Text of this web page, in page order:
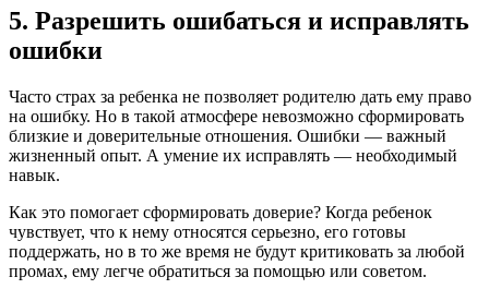
5. Разрешить ошибаться и исправлять
ошибки
Часто страх за ребенка не позволяет родителю дать ему право
на ошибку. Но в такой атмосфере невозможно сформировать
близкие и доверительные отношения. Ошибки — важный
жизненный опыт. А умение их исправлять — необходимый
навык.
Как это помогает сформировать доверие? Когда ребенок
чувствует, что к нему относятся серьезно, его готовы
поддержать, но в то же время не будут критиковать за любой
промах, ему легче обратиться за помощью или советом.